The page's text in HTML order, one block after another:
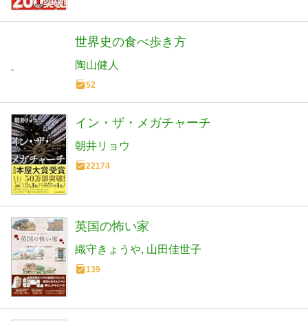
世界史の食べ歩き方
陶山健人
52
イン・ザ・メガチャーチ
朝井リョウ
22174
英国の怖い家
織守きょうや 山田佳世子
139